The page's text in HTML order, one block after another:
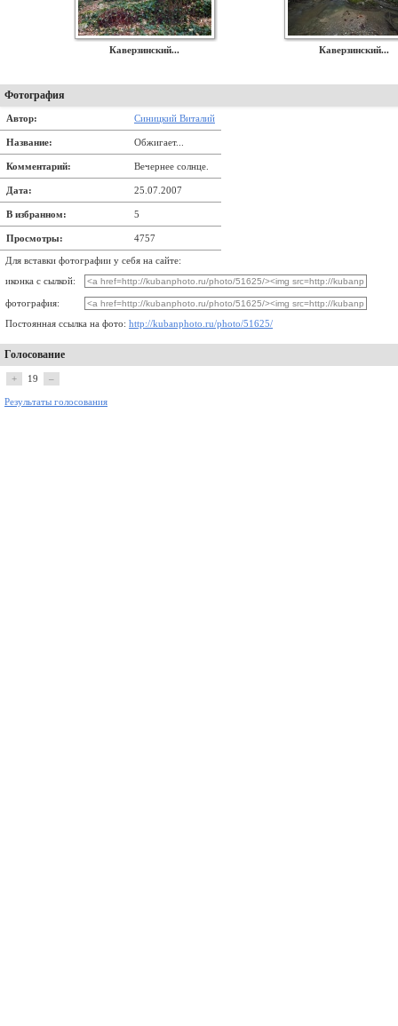
Каверзинский... Каверзинский...
Фотография
Автор: Синицкий Виталий
Название: Обжигает...
Комментарий: Вечернее солнце.
Дата: 25.07.2007
В избранном: 5
Просмотры: 4757
Для вставки фотографии у себя на сайте:
иконка с сылкой:
фотография:
Постоянная ссылка на фото: http://kubanphoto.ru/photo/51625/
Голосование
+ 19 –
Результаты голосования